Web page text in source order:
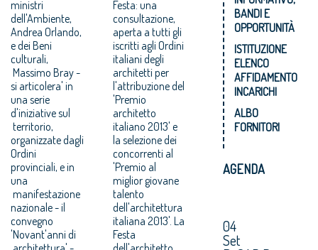
ministri
dell'Ambiente,
Andrea Orlando,
e dei Beni
culturali,
Massimo Bray -
si articolera' in
una serie
d'iniziative sul
territorio,
organizzate dagli
Ordini
provinciali, e in
una
manifestazione
nazionale - il
convegno
'Novant'anni di
Festa: una
consultazione,
aperta a tutti gli
iscritti agli Ordini
italiani degli
architetti per
l'attribuzione del
'Premio
architetto
italiano 2013' e
la selezione dei
concorrenti al
'Premio al
miglior giovane
talento
dell'architettura
italiana 2013'. La
Festa
BANDI E
OPPORTUNITÀ
ISTITUZIONE
ELENCO
AFFIDAMENTO
INCARICHI
ALBO
FORNITORI
AGENDA
04
Set